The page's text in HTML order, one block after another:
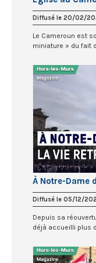
Diffusé le 20/02/
Le Cameroun est
miniature » du fait
À Notre-Dame
Diffusé le 05/12/
Depuis sa
déjà accueilli plus